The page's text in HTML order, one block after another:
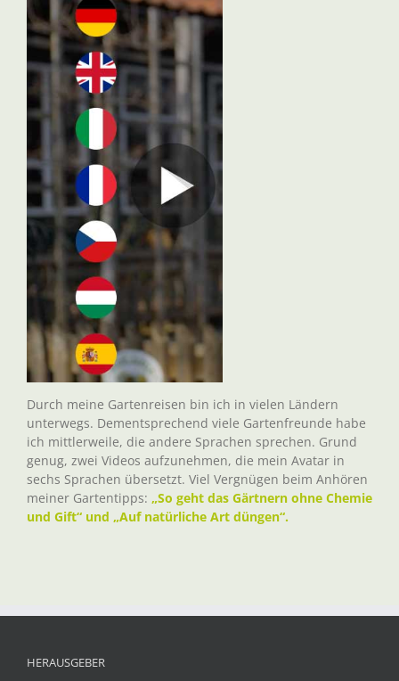
Durch meine Gartenreisen bin ich in vielen Ländern
unterwegs. Dementsprechend viele Gartenfreunde habe
ich mittlerweile, die andere Sprachen sprechen. Grund
genug, zwei Videos aufzunehmen, die mein Avatar in
sechs Sprachen übersetzt. Viel Vergnügen beim Anhören
meiner Gartentipps: „So geht das Gärtnern ohne Chemie
und Gift“ und „Auf natürliche Art düngen“.
HERAUSGEBER